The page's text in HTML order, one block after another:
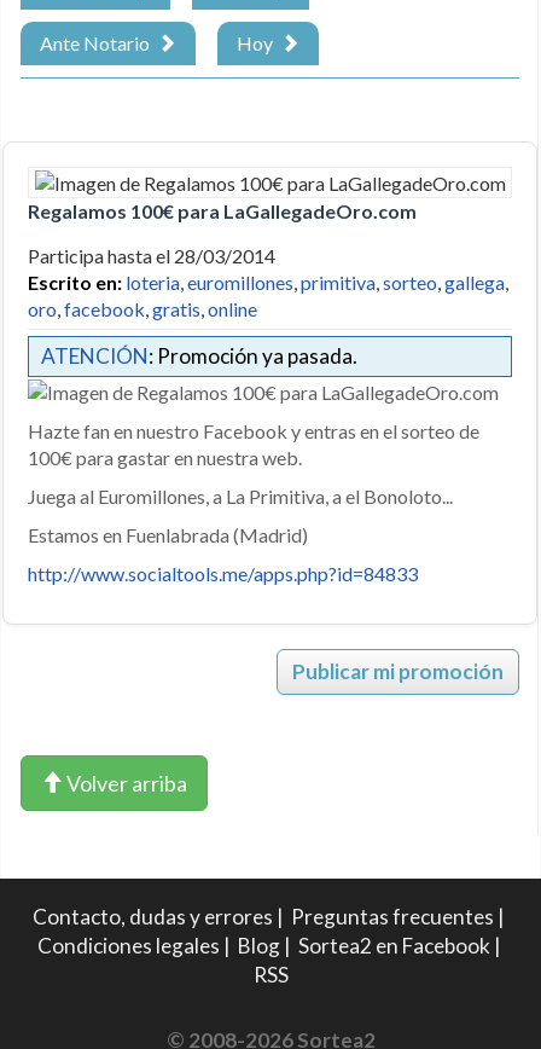
Ante Notario Hoy
Regalamos 100€ para LaGallegadeOro.com
Participa hasta el 28/03/2014
Escrito en: loteria,euromillones,primitiva,sorteo,gallega,
oro,facebook,gratis,online
ATENCIÓN: Promoción ya pasada.
Hazte fan en nuestro Facebook y entras en el sorteo de
100€ para gastar en nuestra web.
Juega al Euromillones, a La Primitiva, a el Bonoloto...
Estamos en Fuenlabrada (Madrid)
http://www.socialtools.me/apps.php?id=84833
Publicar mi promoción
Volver arriba
Contacto, dudas y errores | Preguntas frecuentes |
Condiciones legales | Blog| Sortea2 en Facebook |
RSS
© 2008-2026 Sortea2